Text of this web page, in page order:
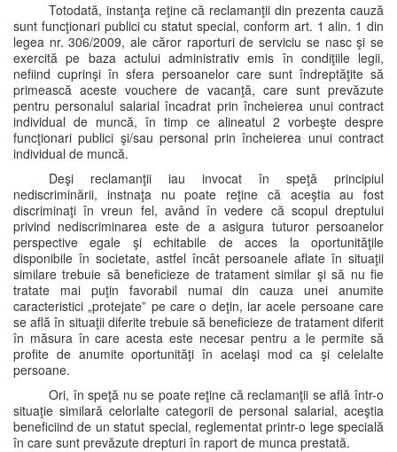
Totodată, instanţa reţine că reclamanţii din prezenta cauză
sunt funcţionari publici cu statut special, conform art. 1 alin. 1 din
legea nr. 306/2009, ale căror raporturi de serviciu se nasc şi se
exercită pe baza actului administrativ emis în condiţiile legii,
nefiind cuprinşi în sfera persoanelor care sunt îndreptăţite să
primească aceste vouchere de vacanţă, care sunt prevăzute
pentru personalul salarial încadrat prin încheierea unui contract
individual de muncă, în timp ce alineatul 2 vorbeşte despre
funcţionari publici şi/sau personal prin încheierea unui contract
individual de muncă.
Deşi reclamanţii iau invocat în speţă principiul
nediscriminării, instnaţa nu poate reţine că aceştia au fost
discriminaţi în vreun fel, având în vedere că scopul dreptului
privind nediscriminarea este de a asigura tuturor persoanelor
perspective egale şi echitabile de acces la oportunităţile
disponibile în societate, astfel încât persoanele aflate în situaţii
similare trebuie să beneficieze de tratament similar şi să nu fie
tratate mai puţin favorabil numai din cauza unei anumite
caracteristici „protejate” pe care o deţin, iar acele persoane care
se află în situaţii diferite trebuie să beneficieze de tratament diferit
în măsura în care acesta este necesar pentru a le permite să
profite de anumite oportunităţi în acelaşi mod ca şi celelalte
persoane.
Ori, în speţă nu se poate reţine că reclamanţii se află într-o
situaţie similară celorlalte categorii de personal salarial, aceştia
beneficiind de un statut special, reglementat printr-o lege specială
în care sunt prevăzute drepturi în raport de munca prestată.